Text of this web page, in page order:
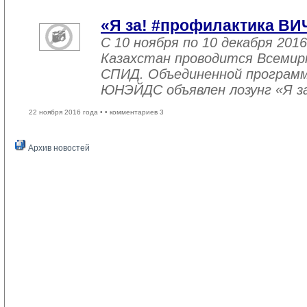
«Я за! #профилактика
С 10 ноября по 10 декабря
Казахстан проводится
СПИД. Объединенной
ЮНЭЙДС объявлен лозунг «Я
22 ноября 2016 года • • комментариев 3
Архив новостей